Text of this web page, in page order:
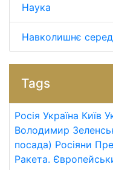
Наука
Навколишнє
Tags
Росія Україна Київ
Володимир
посада) Росіяни
Ракета.